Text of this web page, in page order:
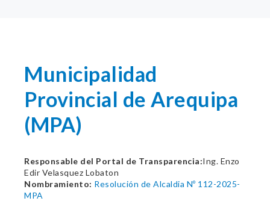
Municipalidad
Provincial de Arequipa
(MPA)
Responsable del Portal de Transparencia:Ing. Enzo
Edir Velasquez Lobaton
Nombramiento: Resolución de Alcaldia Nº 112-2025-
MPA